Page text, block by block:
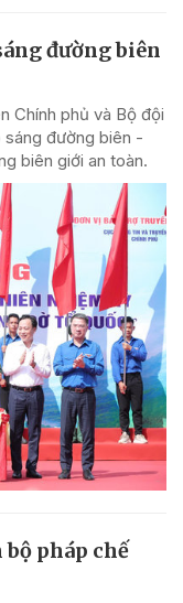
đường biên
Chính phủ và Bộ đội
sáng đường biên -
biên giới an toàn.
pháp chế